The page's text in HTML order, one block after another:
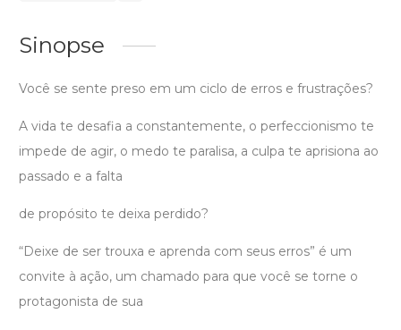
Sinopse
Você se sente preso em um ciclo de erros e frustrações?
A vida te desafia a constantemente, o perfeccionismo te
impede de agir, o medo te paralisa, a culpa te aprisiona ao
passado e a falta
de propósito te deixa perdido?
“Deixe de ser trouxa e aprenda com seus erros” é um
convite à ação, um chamado para que você se torne o
protagonista de sua